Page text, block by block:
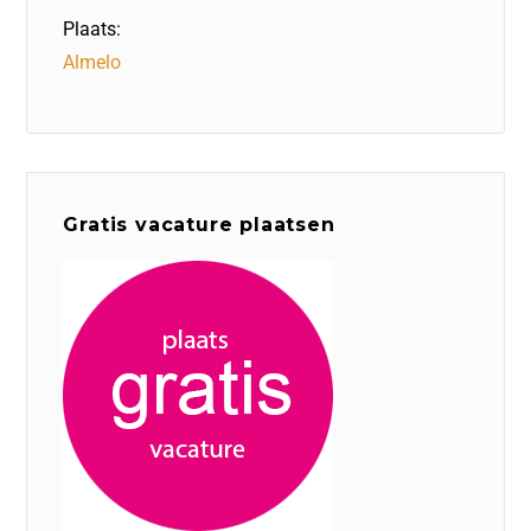
Plaats:
Almelo
Gratis vacature plaatsen